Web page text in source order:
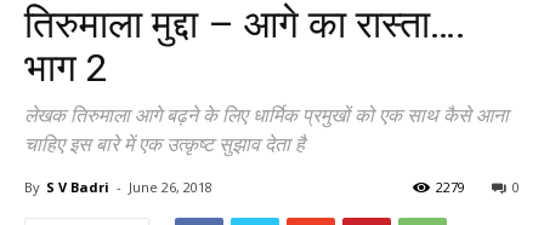
तिरुमाला मुद्दा – आगे का रास्ता….
भाग 2
लेखक तिरुमाला आगे बढ़ने के लिए धार्मिक प्रमुखों को एक साथ कैसे आना
चाहिए इस बारे में एक उत्कृष्ट सुझाव देता है
By S V Badri - June 26, 2018 0
2279